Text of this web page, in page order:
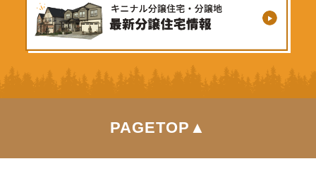
PAGETOP▲